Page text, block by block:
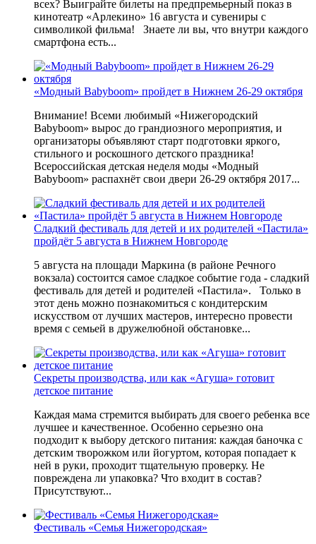
всех? Выиграйте билеты на предпремьерный показ в
кинотеатр «Арлекино» 16 августа и сувениры с
символикой фильма! Знаете ли вы, что внутри каждого
смартфона есть...
«Модный Babyboom» пройдет в Нижнем 26-29 октября
Внимание! Всеми любимый «Нижегородский
Babyboom» вырос до грандиозного мероприятия, и
организаторы объявляют старт подготовки яркого,
стильного и роскошного детского праздника!
Всероссийская детская неделя моды «Модный
Babyboom» распахнёт свои двери 26-29 октября 2017...
Сладкий фестиваль для детей и их родителей «Пастила»
пройдёт 5 августа в Нижнем Новгороде
5 августа на площади Маркина (в районе Речного
вокзала) состоится самое сладкое событие года - сладкий
фестиваль для детей и родителей «Пастила». Только в
этот день можно познакомиться с кондитерским
искусством от лучших мастеров, интересно провести
время с семьей в дружелюбной обстановке...
Секреты производства, или как «Агуша» готовит
детское питание
Каждая мама стремится выбирать для своего ребенка все
лучшее и качественное. Особенно серьезно она
подходит к выбору детского питания: каждая баночка с
детским творожком или йогуртом, которая попадает к
ней в руки, проходит тщательную проверку. Не
повреждена ли упаковка? Что входит в состав?
Присутствуют...
Фестиваль «Семья Нижегородская»